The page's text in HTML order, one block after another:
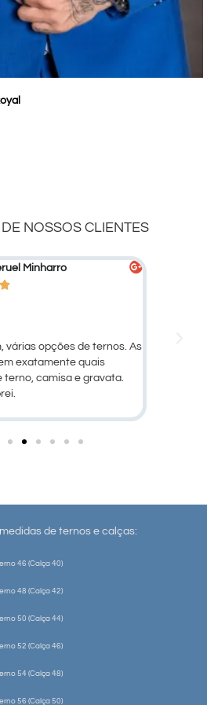
NOSSOS CLIENTES
e qualidade dos
de ternos e calças:
46 (Calça 40)
48 (Calça 42)
50 (Calça 44)
52 (Calça 46)
54 (Calça 48)
56 (Calça 50)